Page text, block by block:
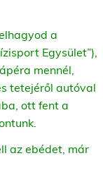
a
Egysület”),
mennél,
tetejéről autóval
ott fent a
az ebédet, már